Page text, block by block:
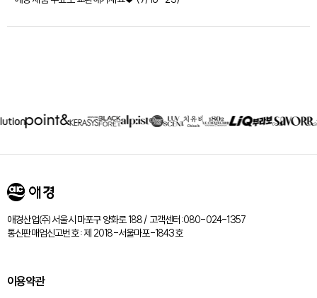
리스트
애경산업㈜ 서울시 마포구 양화로 188 / 고객센터:080-024-1357
통신판매업신고번호 : 제 2018-서울마포-1843호
이용약관